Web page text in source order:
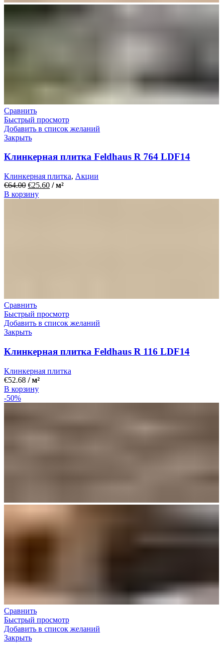
Сравнить
Быстрый просмотр
Добавить в список желаний
Закрыть
Клинкерная плитка Feldhaus R 764 LDF14
Клинкерная плитка, Акции
€64.00 €25.60 / м²
В корзину
Сравнить
Быстрый просмотр
Добавить в список желаний
Закрыть
Клинкерная плитка Feldhaus R 116 LDF14
Клинкерная плитка
€52.68 / м²
В корзину
-50%
Сравнить
Быстрый просмотр
Добавить в список желаний
Закрыть